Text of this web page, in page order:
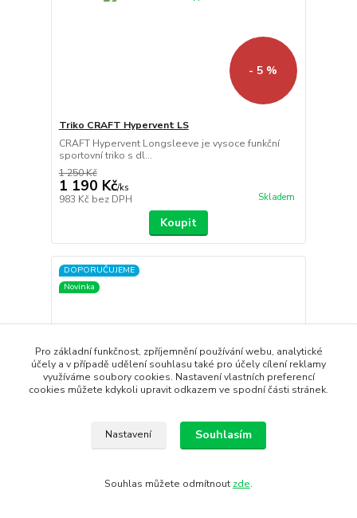
- 5 %
Triko CRAFT Hypervent LS
CRAFT Hypervent Longsleeve je vysoce funkční
sportovní triko s dl...
1 250 Kč
1 190 Kč/ks
983 Kč bez DPH Skladem
Koupit
DOPORUČUJEME
Novinka
Pro základní funkčnost, zpříjemnění používání webu, analytické
účely a v případě udělení souhlasu také pro účely cílení reklamy
využíváme soubory cookies. Nastavení vlastních preferencí
cookies můžete kdykoli upravit odkazem ve spodní části stránek.
Nastavení Souhlasím
Souhlas můžete odmítnout zde.